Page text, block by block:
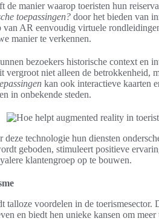
manier waarop toeristen hun
toepassingen? door het bieden van
van AR eenvoudig virtuele
manier te verkennen.
bezoekers historische context en
vergroot niet alleen de betrokkenheid,
kan ook interactieve kaarten
in onbekende steden.
deze technologie hun diensten
geboden, stimuleert positieve
klantengroep op te bouwen.
voordelen in de toerismesector.
en biedt hen unieke kansen om